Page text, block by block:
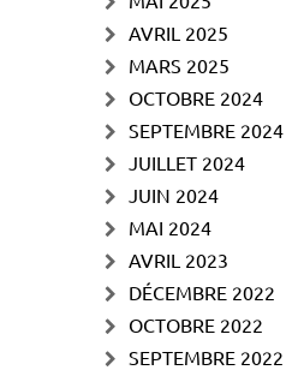
AVRIL 2025
MARS 2025
OCTOBRE 2024
SEPTEMBRE 2024
JUILLET 2024
JUIN 2024
MAI 2024
AVRIL 2023
DÉCEMBRE 2022
OCTOBRE 2022
SEPTEMBRE 2022